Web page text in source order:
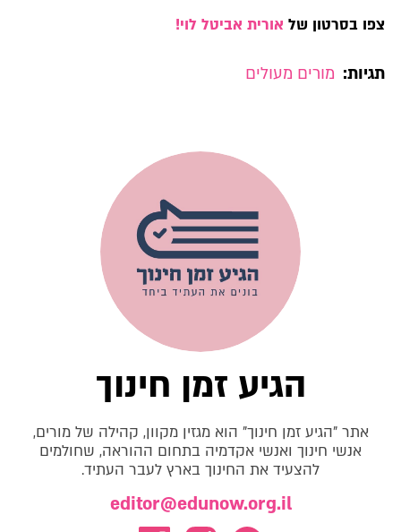
צפו בסרטון של אורית אביטל לוי!
תגיות: מורים מעולים
הגיע זמן חינוך
אתר "הגיע זמן חינוך" הוא מגזין מקוון, קהילה של מורים,
אנשי חינוך ואנשי אקדמיה בתחום ההוראה, שחולמים
להצעיד את החינוך בארץ לעבר העתיד.
editor@edunow.org.il